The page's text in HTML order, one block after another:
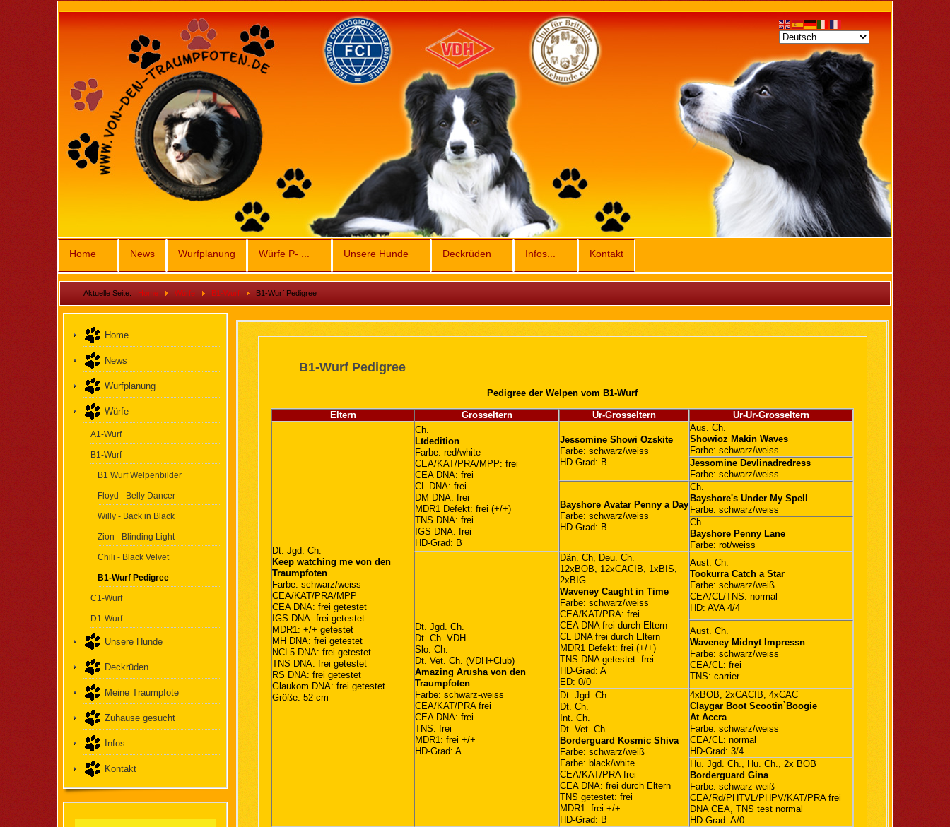
Home News Wurfplanung Würfe P- ... Unsere Hunde Deckrüden Infos... Kontakt
Aktuelle Seite: Home Würfe B1-Wurf B1-Wurf Pedigree
Home
News
Wurfplanung
Würfe
A1-Wurf
B1-Wurf
B1 Wurf Welpenbilder
Floyd - Belly Dancer
Willy - Back in Black
Zion - Blinding Light
Chili - Black Velvet
B1-Wurf Pedigree
C1-Wurf
D1-Wurf
Unsere Hunde
Deckrüden
Meine Traumpfote
Zuhause gesucht
Infos...
Kontakt
B1-Wurf Pedigree
Pedigree der Welpen vom B1-Wurf
Eltern Grosseltern Ur-Grosseltern Ur-Ur-Grosseltern
Dt. Jgd. Ch.
Keep watching me von den
Traumpfoten
Farbe: schwarz/weiss
CEA/KAT/PRA/MPP
CEA DNA: frei getestet
IGS DNA: frei getestet
MDR1: +/+ getestet
MH DNA: frei getestet
NCL5 DNA: frei getestet
TNS DNA: frei getestet
RS DNA: frei getestet
Glaukom DNA: frei getestet
Größe: 52 cm
Ch.
Ltdedition
Farbe: red/white
CEA/KAT/PRA/MPP: frei
CEA DNA: frei
CL DNA: frei
DM DNA: frei
MDR1 Defekt: frei (+/+)
TNS DNA: frei
IGS DNA: frei
HD-Grad: B
Jessomine Showi Ozskite
Farbe: schwarz/weiss
HD-Grad: B
Aus. Ch.
Showioz Makin Waves
Farbe: schwarz/weiss
Jessomine Devlinadredress
Farbe: schwarz/weiss
Bayshore Avatar Penny a Day
Farbe: schwarz/weiss
HD-Grad: B
Ch.
Bayshore's Under My Spell
Farbe: schwarz/weiss
Ch.
Bayshore Penny Lane
Farbe: rot/weiss
Dt. Jgd. Ch.
Dt. Ch. VDH
Slo. Ch.
Dt. Vet. Ch. (VDH+Club)
Amazing Arusha von den
Traumpfoten
Farbe: schwarz-weiss
CEA/KAT/PRA frei
CEA DNA: frei
TNS: frei
MDR1: frei +/+
HD-Grad: A
Dän. Ch, Deu. Ch.
12xBOB, 12xCACIB, 1xBIS,
2xBIG
Waveney Caught in Time
Farbe: schwarz/weiss
CEA/KAT/PRA: frei
CEA DNA frei durch Eltern
CL DNA frei durch Eltern
MDR1 Defekt: frei (+/+)
TNS DNA getestet: frei
HD-Grad: A
ED: 0/0
Aust. Ch.
Tookurra Catch a Star
Farbe: schwarz/weiß
CEA/CL/TNS: normal
HD: AVA 4/4
Aust. Ch.
Waveney Midnyt Impressn
Farbe: schwarz/weiss
CEA/CL: frei
TNS: carrier
Dt. Jgd. Ch.
Dt. Ch.
Int. Ch.
Dt. Vet. Ch.
Borderguard Kosmic Shiva
Farbe: schwarz/weiß
Farbe: black/white
CEA/KAT/PRA frei
CEA DNA: frei durch Eltern
TNS getestet: frei
MDR1: frei +/+
HD-Grad: B
4xBOB, 2xCACIB, 4xCAC
Claygar Boot Scootin`Boogie
At Accra
Farbe: schwarz/weiss
CEA/CL: normal
HD-Grad: 3/4
Hu. Jgd. Ch., Hu. Ch., 2x BOB
Borderguard Gina
Farbe: schwarz-weiß
CEA/Rd/PHTVL/PHPV/KAT/PRA frei
DNA CEA, TNS test normal
HD-Grad: A/0